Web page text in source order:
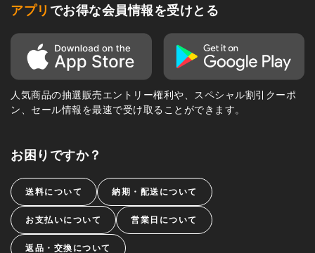
アプリ でお得な会員情報を受けとる
人気商品の抽選販売エントリー権利や、スペシャル割引クーポ
ン、セール情報を最速で受け取ることができます。
お困りですか？
送料について 納期・配送について
お支払いについて 営業日について
返品・交換について